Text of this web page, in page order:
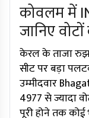
कोवलम में
जानिए
केरल के ताजा
सीट पर बड़ा
उम्मीदवार
4977 से ज्यादा
पूरी होने तक कोई